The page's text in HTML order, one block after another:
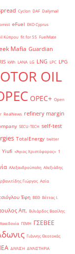
Cyclon DAF Dailymail
eFuel EKO Cyprus
Κύπρου fit for 55 FuelMate
Mafia Guardian
kWh LANA LG LNG LPC LPG
OIL
OPEC+ Open
RealNews refinery margin
SECU-TECH self-test
TotalEnergy twitter
Yiufi «Άγιος Χριστόφορος» ΄1
Αλεξανδρούπολη Αλεξιάδης
Γιώργος Ασία
Έφη ΒΕΘ Βέττας Ι.
Απ. Βιλιάρδος Βασίλης
ΓΕΜΗ ΓΣΕΒΕΕ
Γιάννης Θεοτοκάς
ΔΙΥΛΙΣΗ ΔΙΥΛΙΣΤΗΡΙΑ